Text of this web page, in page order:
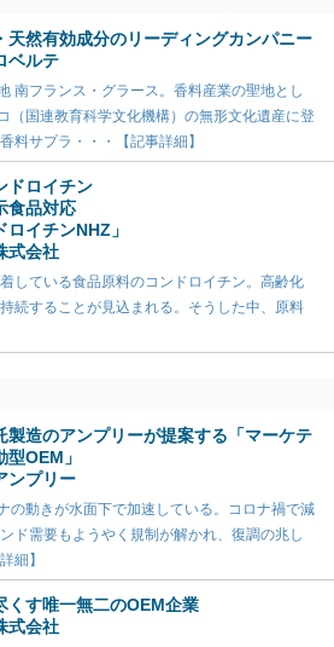
天然有効成分のリーディングカンパニー
ベルテ
南フランス・グラース。香料産業の聖地とし
（国連教育科学文化機構）の無形文化遺産に登
料サプラ・・・【記事詳細】
ドロイチン
食品対応
ロイチンNHZ」
式会社
している食品原料のコンドロイチン。高齢化
続することが見込まれる。そうした中、原料
製造のアンプリーが提案する「マーケテ
型OEM」
ンプリー
の動きが水面下で加速している。コロナ禍で減
ド需要もようやく規制が解かれ、復調の兆し
細】
くす唯一無二のOEM企業
式会社